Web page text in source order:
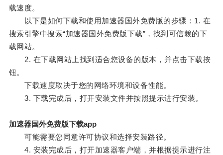
载速度。
以下是如何下载和使用加速器国外免费版的步骤：1. 在
搜索引擎中搜索“加速器国外免费版下载”，找到可信赖的下
载网站。
2. 在下载网站上找到适合您设备的版本，并点击下载按
钮。
下载速度取决于您的网络环境和设备性能。
3. 下载完成后，打开安装文件并按照提示进行安装。
加速器国外免费版下载app
可能需要您同意许可协议和选择安装路径。
4. 安装完成后，打开加速器客户端，并根据提示进行注